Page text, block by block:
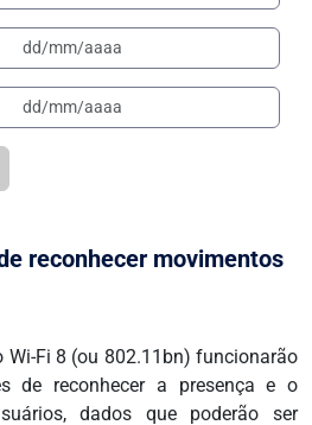
reconhecer movimentos
Wi-Fi 8 (ou 802.11bn) funcionarão
de reconhecer a presença e o
dados que poderão ser